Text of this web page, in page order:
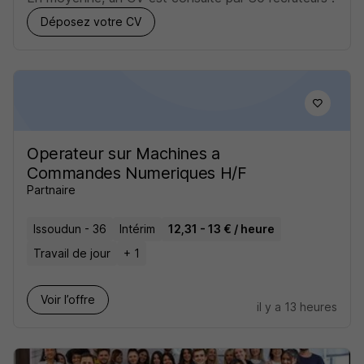
Déposez votre CV
Operateur sur Machines a
Commandes Numeriques H/F
Partnaire
Issoudun - 36 Intérim
12,31 - 13 € / heure
Travail de jour
+ 1
Voir l’offre
il y a 13 heures